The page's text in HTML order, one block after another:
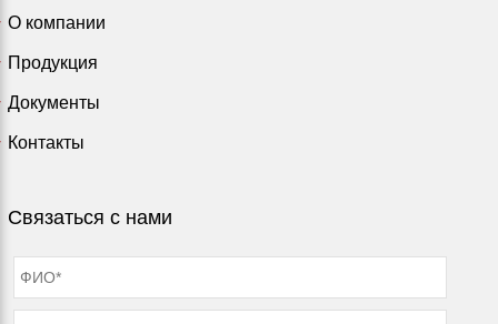
О компании
Продукция
Документы
Контакты
Связаться с нами